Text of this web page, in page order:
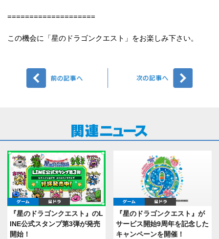
====================
この機会に「星のドラゴンクエスト」をお楽しみ下さい。
ゲーム 星ドラ
『星のドラゴンクエスト』のL
INE公式スタンプ第3弾が発売
開始！
ゲーム 星ドラ
『星のドラゴンクエスト』が
サービス開始9周年を記念した
キャンペーンを開催！